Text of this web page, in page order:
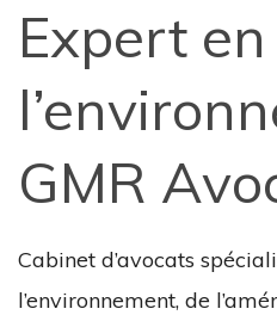
Expert
GMR
Cabinet d’avocats
l’environnement, de